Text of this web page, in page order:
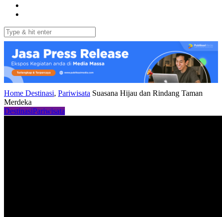
Home Destinasi, Pariwisata Suasana Hijau dan Rindang Taman
Merdeka
DestinasiPariwisata